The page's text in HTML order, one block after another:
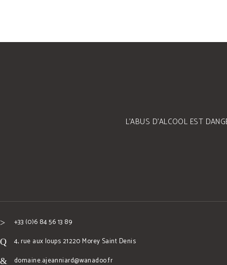
L’ABUS D’ALCOOL EST
+33 (0)6 84 56 13 89
4, rue aux loups 21220 Morey Saint Denis
domaine.ajeanniard@wanadoo.fr